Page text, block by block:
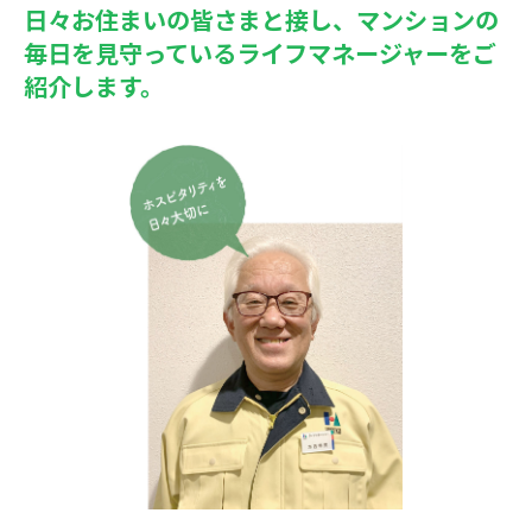
日々お住まいの皆さまと接し、マンションの
毎日を見守っているライフマネージャーをご
紹介します。